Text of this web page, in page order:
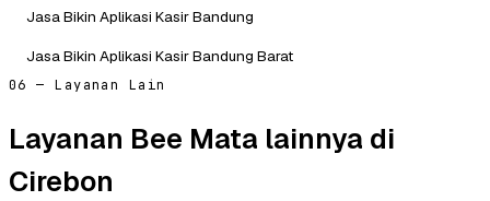
Jasa Bikin Aplikasi Kasir Bandung
Jasa Bikin Aplikasi Kasir Bandung Barat
06 — Layanan Lain
Layanan Bee Mata lainnya di
Cirebon